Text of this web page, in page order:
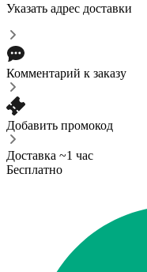
Указать адрес доставки
Комментарий к заказу
Добавить промокод
Доставка ~1 час
Бесплатно